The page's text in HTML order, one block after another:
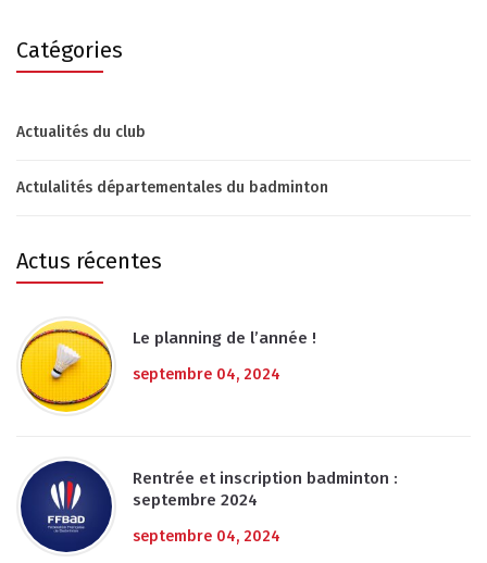
Catégories
Actualités du club
Actulalités départementales du badminton
Actus récentes
Le planning de l’année !
septembre 04, 2024
Rentrée et inscription badminton :
septembre 2024
septembre 04, 2024